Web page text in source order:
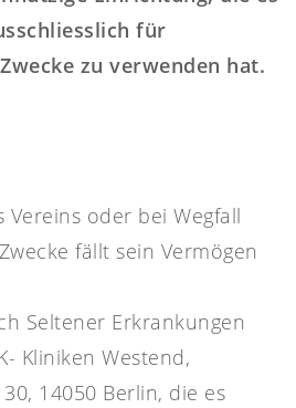
für
zu verwenden hat.
Vereins oder bei Wegfall
fällt sein Vermögen
Seltener Erkrankungen
Kliniken Westend,
14050 Berlin, die es